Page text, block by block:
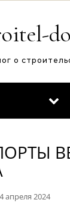
о
апреля 2024